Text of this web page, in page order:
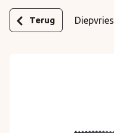
Terug Diepvries